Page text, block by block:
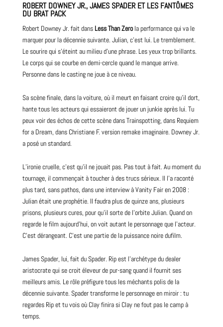
ROBERT DOWNEY JR., JAMES SPADER ET LES FANTÔMES
DU BRAT PACK
Robert Downey Jr. fait dans Less Than Zerola performance qui va le
marquer pour la décennie suivante. Julian, c’est lui. Le tremblement.
Le sourire qui s’éteint au milieu d’une phrase. Les yeux trop brillants.
Le corps qui se courbe en demi-cercle quand le manque arrive.
Personne dans le casting ne joue à ce niveau.
Sa scène finale, dans lavoiture, où il meurt en faisant croire qu’il dort,
hante tous les acteurs qui essaieront de jouer un junkie après lui. Tu
peux voir des échos de cette scène dansTrainspotting, dans Requiem
for a Dream , dans Christiane F. version remake imaginaire. Downey Jr.
a posé un standard.
L’ironie cruelle, c’est qu’il ne jouait pas. Pas tout à fait. Au moment du
tournage, il commençait à toucher à des trucs sérieux. Il l’a raconté
plus tard, sans pathos, dans une interview à Vanity Fair en 2008 :
Julian était une prophétie. Il faudra plus de quinze ans, plusieurs
prisons, plusieurs cures, pour qu’il sorte de l’orbite Julian. Quand on
regarde le film aujourd’hui, on voit autant le personnage que l’acteur.
C’est dérangeant. C’est une partie de la puissance noire dufilm.
James Spader, lui, fait du Spader. Rip est l’archétype du dealer
aristocrate qui se croit éleveur de pur-sang quand il fournit ses
meilleurs amis. Le rôle préfigure tous les méchants polis de la
décennie suivante. Spader transforme le personnage en miroir : tu
regardes Rip et tu vois où Clay finira si Clay ne fout pas le camp à
temps.